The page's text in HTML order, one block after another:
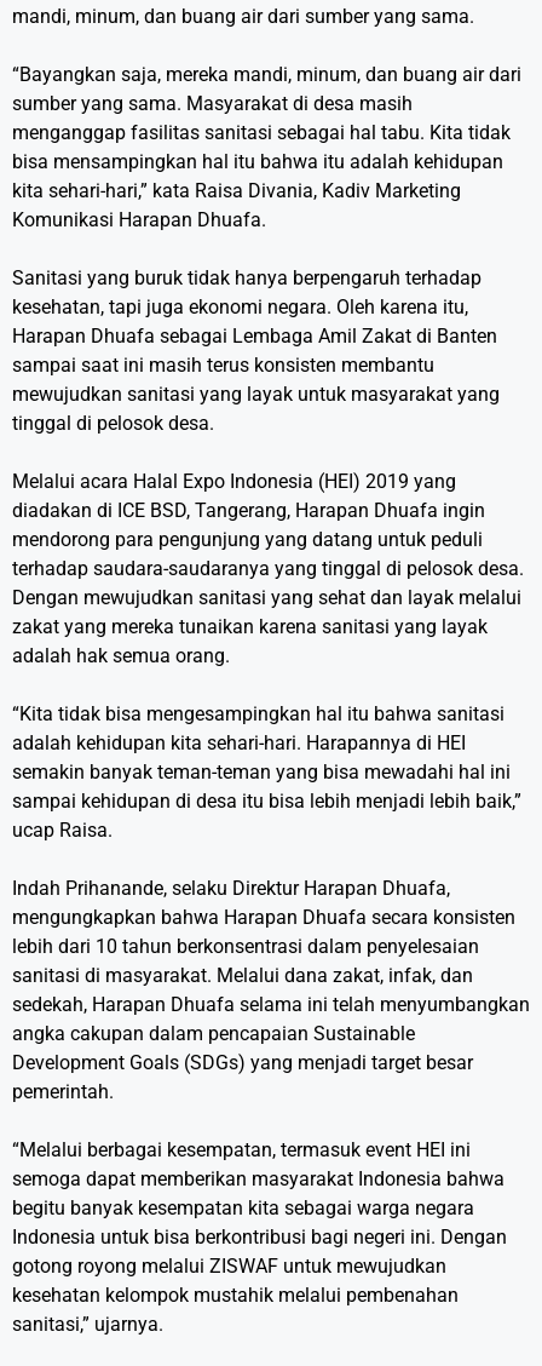
mandi, minum, dan buang air dari sumber yang sama.
“Bayangkan saja, mereka mandi, minum, dan buang air dari
sumber yang sama. Masyarakat di desa masih
menganggap fasilitas sanitasi sebagai hal tabu. Kita tidak
bisa mensampingkan hal itu bahwa itu adalah kehidupan
kita sehari-hari,” kata Raisa Divania, Kadiv Marketing
Komunikasi Harapan Dhuafa.
Sanitasi yang buruk tidak hanya berpengaruh terhadap
kesehatan, tapi juga ekonomi negara. Oleh karena itu,
Harapan Dhuafa sebagai Lembaga Amil Zakat di Banten
sampai saat ini masih terus konsisten membantu
mewujudkan sanitasi yang layak untuk masyarakat yang
tinggal di pelosok desa.
Melalui acara Halal Expo Indonesia (HEI) 2019 yang
diadakan di ICE BSD, Tangerang, Harapan Dhuafa ingin
mendorong para pengunjung yang datang untuk peduli
terhadap saudara-saudaranya yang tinggal di pelosok desa.
Dengan mewujudkan sanitasi yang sehat dan layak melalui
zakat yang mereka tunaikan karena sanitasi yang layak
adalah hak semua orang.
“Kita tidak bisa mengesampingkan hal itu bahwa sanitasi
adalah kehidupan kita sehari-hari. Harapannya di HEI
semakin banyak teman-teman yang bisa mewadahi hal ini
sampai kehidupan di desa itu bisa lebih menjadi lebih baik,”
ucap Raisa.
Indah Prihanande, selaku Direktur Harapan Dhuafa,
mengungkapkan bahwa Harapan Dhuafa secara konsisten
lebih dari 10 tahun berkonsentrasi dalam penyelesaian
sanitasi di masyarakat. Melalui dana zakat, infak, dan
sedekah, Harapan Dhuafa selama ini telah menyumbangkan
angka cakupan dalam pencapaian Sustainable
Development Goals (SDGs) yang menjadi target besar
pemerintah.
“Melalui berbagai kesempatan, termasuk event HEI ini
semoga dapat memberikan masyarakat Indonesia bahwa
begitu banyak kesempatan kita sebagai warga negara
Indonesia untuk bisa berkontribusi bagi negeri ini. Dengan
gotong royong melalui ZISWAF untuk mewujudkan
kesehatan kelompok mustahik melalui pembenahan
sanitasi,” ujarnya.